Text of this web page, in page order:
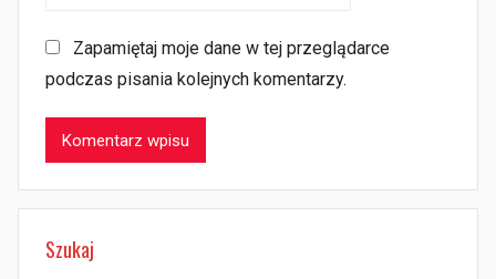
Zapamiętaj moje dane w tej przeglądarce
podczas pisania kolejnych komentarzy.
Szukaj